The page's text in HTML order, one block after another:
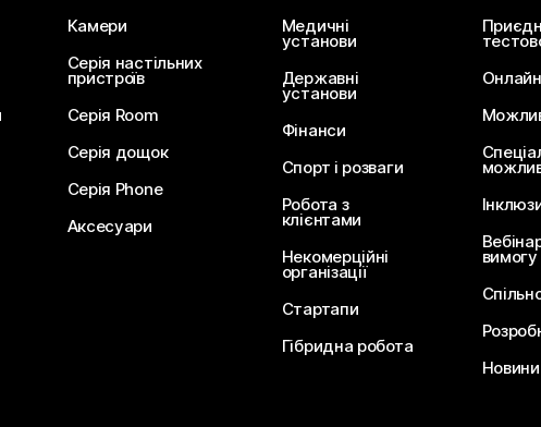
Камери
Серія настільних
пристроїв
Серія Room
Серія дощок
Серія Phone
Аксесуари
Медичні
установи
Державні
установи
Фінанси
Спорт і розваги
Робота з
клієнтами
Некомерційні
організації
Стартапи
Гібридна робота
вимогу
Новини